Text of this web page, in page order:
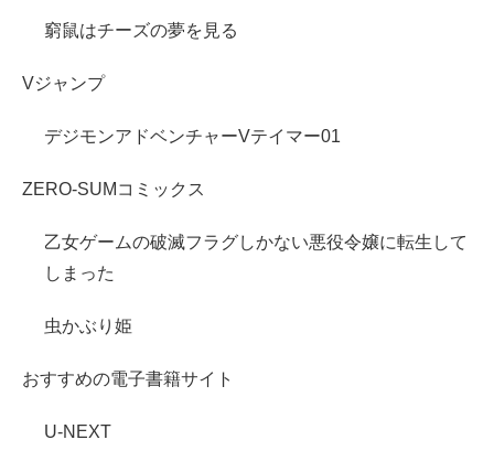
窮鼠はチーズの夢を見る
Vジャンプ
デジモンアドベンチャーVテイマー01
ZERO-SUMコミックス
乙女ゲームの破滅フラグしかない悪役令嬢に転生して
しまった
虫かぶり姫
おすすめの電子書籍サイト
U-NEXT